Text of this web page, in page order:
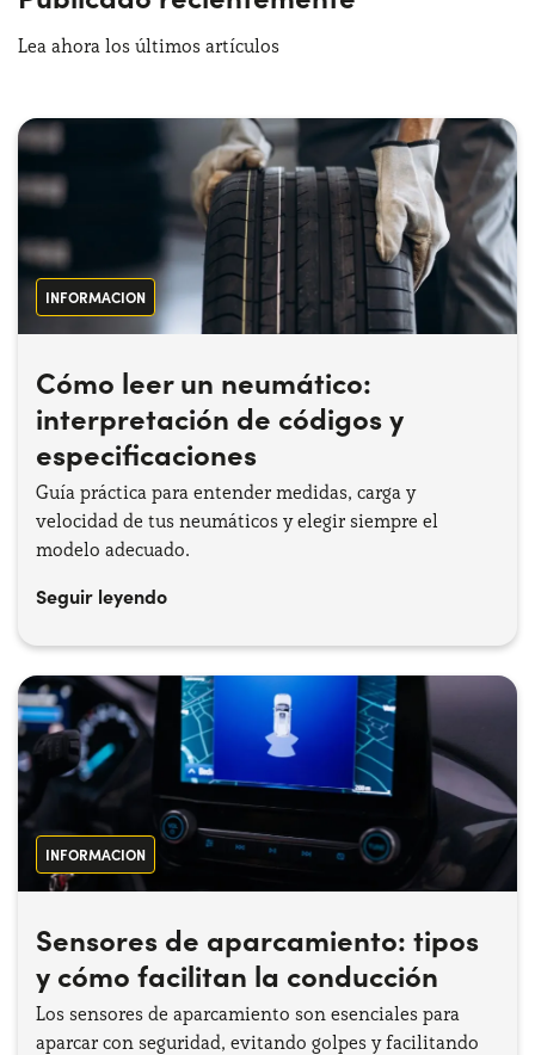
ELIGE UN PAÍS
¿Necesitas ayuda? +34672028071
Lea ahora los últimos artículos
INFORMACION
Cómo leer un neumático:
interpretación de códigos y
especificaciones
Guía práctica para entender medidas, carga y
velocidad de tus neumáticos y elegir siempre el
modelo adecuado.
Seguir leyendo
INFORMACION
Sensores de aparcamiento: tipos
y cómo facilitan la conducción
Los sensores de aparcamiento son esenciales para
aparcar con seguridad, evitando golpes y facilitando